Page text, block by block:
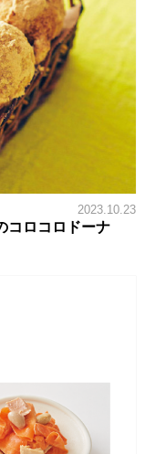
2023.10.23
コロコロドーナ